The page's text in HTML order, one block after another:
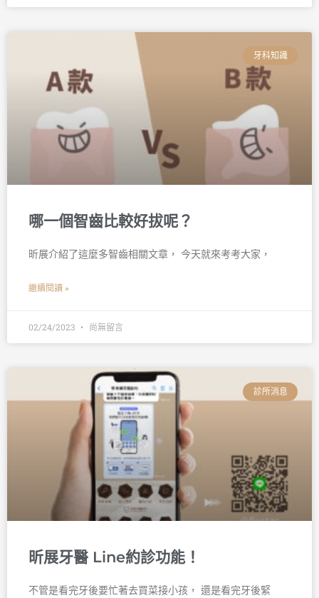
牙科知識
哪一個智齒比較好拔呢？
昕展介紹了這麼多智齒相關文章， 今天就來考考大家，
繼續閱讀 »
02/24/2023 尚無留言
診所消息
昕展牙醫 Line約診功能！
不管是看完牙後要忙著去買菜接小孩， 還是看完牙後緊